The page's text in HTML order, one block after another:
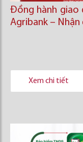
Đồng hành giao
Agribank –
Xem chi tiết